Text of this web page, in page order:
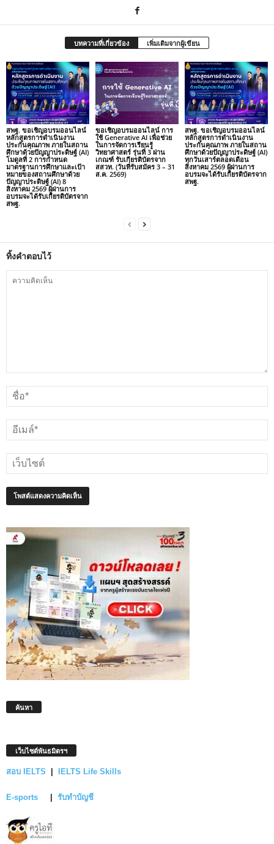
บทความที่เกี่ยวข้อง เพิ่มเติมจากผู้เขียน
สพฐ. ขอเชิญอบรมออนไลน์
หลักสูตรการดำเนินงาน
ประกันคุณภาพ ภายในสถาน
ศึกษาด้วยปัญญาประดิษฐ์ (AI)
โมดูลที่ 2 การกำหนด
มาตรฐานการศึกษาและเป้า
หมายของสถานศึกษาด้วย
ปัญญาประดิษฐ์ (AI) 8
สิงหาคม 2569 ผู้ผ่านการ
อบรมจะได้รับเกียรติบัตรจาก
สพฐ.
ขอเชิญอบรมออนไลน์ การ
ใช้ Generative AI เพื่อช่วย
ในการจัดการเรียนรู้
วิทยาศาสตร์ รุ่นที่ 3 ผ่าน
เกณฑ์ รับเกียรติบัตรจาก
สสวท. (วันที่รับสมัคร 3 – 31
ส.ค. 2569)
สพฐ. ขอเชิญอบรมออนไลน์
หลักสูตรการดำเนินงาน
ประกันคุณภาพ ภายในสถาน
ศึกษาด้วยปัญญาประดิษฐ์ (AI)
ทุกวันเสาร์ตลอดเดือน
สิงหาคม 2569 ผู้ผ่านการ
อบรมจะได้รับเกียรติบัตรจาก
สพฐ.
ทิ้งคำตอบไว้
ค้นหา
เว็บไซต์พันธมิตรฯ
สอบ IELTS | IELTS Life Skills
E-sports | รับทำบัญชี